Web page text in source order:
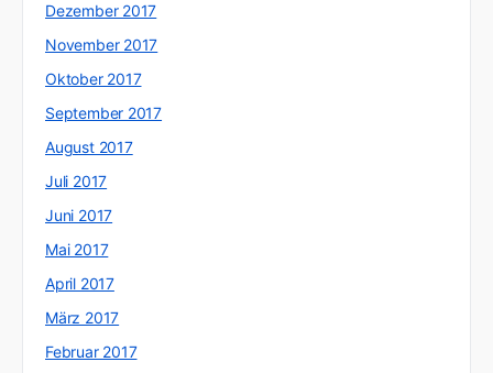
Dezember 2017
November 2017
Oktober 2017
September 2017
August 2017
Juli 2017
Juni 2017
Mai 2017
April 2017
März 2017
Februar 2017